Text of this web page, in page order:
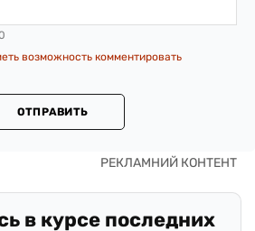
возможность комментировать
ОТПРАВИТЬ
в курсе последних